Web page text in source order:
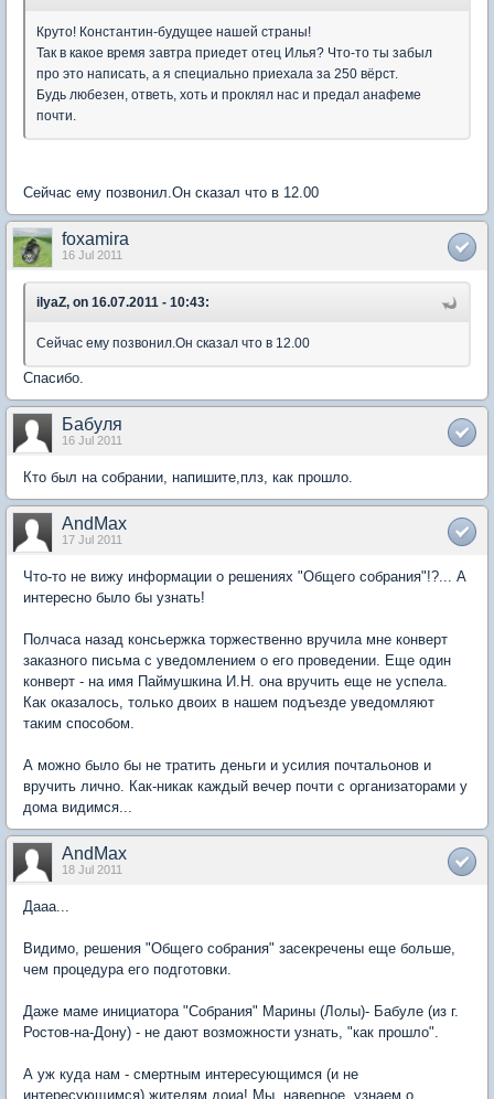
Круто! Константин-будущее нашей страны!
Так в какое время завтра приедет отец Илья? Что-то ты забыл
про это написать, а я специально приехала за 250 вёрст.
Будь любезен, ответь, хоть и проклял нас и предал анафеме
почти.
Сейчас ему позвонил.Он сказал что в 12.00
foxamira
16 Jul 2011
ilyaZ, on 16.07.2011 - 10:43:
Сейчас ему позвонил.Он сказал что в 12.00
Спасибо.
Бабуля
16 Jul 2011
Кто был на собрании, напишите,плз, как прошло.
AndMax
17 Jul 2011
Что-то не вижу информации о решениях "Общего собрания"!?... А
интересно было бы узнать!
Полчаса назад консьержка торжественно вручила мне конверт
заказного письма с уведомлением о его проведении. Еще один
конверт - на имя Паймушкина И.Н. она вручить еще не успела.
Как оказалось, только двоих в нашем подъезде уведомляют
таким способом.
А можно было бы не тратить деньги и усилия почтальонов и
вручить лично. Как-никак каждый вечер почти с организаторами у
дома видимся...
AndMax
18 Jul 2011
Дааа...
Видимо, решения "Общего собрания" засекречены еще больше,
чем процедура его подготовки.
Даже маме инициатора "Собрания" Марины (Лолы)- Бабуле (из г.
Ростов-на-Дону) - не дают возможности узнать, "как прошло".
А уж куда нам - смертным интересующимся (и не
интересующимся) жителям доиа! Мы, наверное, узнаем о